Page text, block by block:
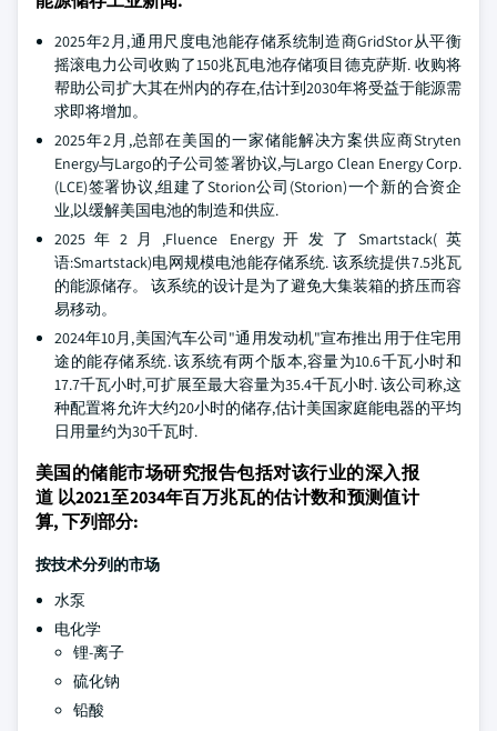
2025年2月,通用尺度电池能存储系统制造商GridStor从平衡
摇滚电力公司收购了150兆瓦电池存储项目德克萨斯. 收购将
帮助公司扩大其在州内的存在,估计到2030年将受益于能源需
求即将增加。
2025年2月,总部在美国的一家储能解决方案供应商Stryten
Energy与Largo的子公司签署协议,与Largo Clean Energy Corp.
(LCE)签署协议,组建了Storion公司(Storion)一个新的合资企
业,以缓解美国电池的制造和供应.
2025年2月,Fluence Energy开发了Smartstack(英
语:Smartstack)电网规模电池能存储系统. 该系统提供7.5兆瓦
的能源储存。 该系统的设计是为了避免大集装箱的挤压而容
易移动。
2024年10月,美国汽车公司"通用发动机"宣布推出用于住宅用
途的能存储系统. 该系统有两个版本,容量为10.6千瓦小时和
17.7千瓦小时,可扩展至最大容量为35.4千瓦小时. 该公司称,这
种配置将允许大约20小时的储存,估计美国家庭能电器的平均
日用量约为30千瓦时.
美国的储能市场研究报告包括对该行业的深入报
道 以2021至2034年百万兆瓦的估计数和预测值计
算, 下列部分:
按技术分列的市场
水泵
电化学
锂-离子
硫化钠
铅酸